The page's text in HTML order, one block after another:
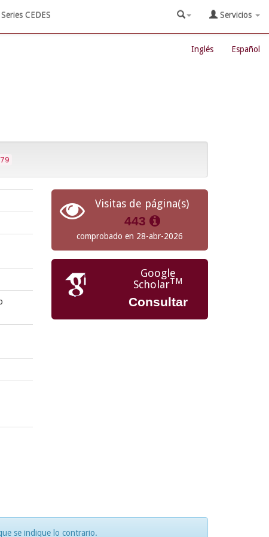
Series CEDES Servicios
Inglés Español
Visitas de página(s)
443
comprobado en 28-abr-2026
Google
ScholarTM
Consultar
se indique lo contrario.